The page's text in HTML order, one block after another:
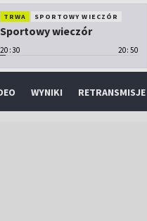
TRWA SPORTOWY WIECZÓR
Sportowy wieczór
20:30 20:50
WYNIKI RETRANSMISJE